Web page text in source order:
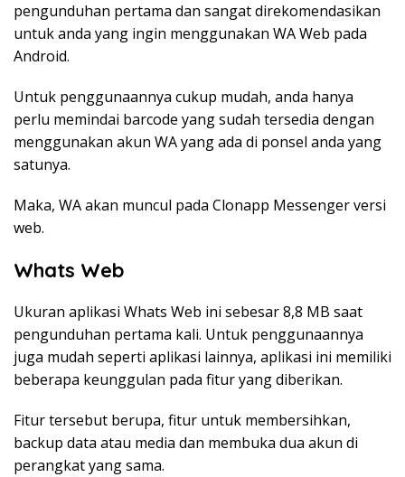
pengunduhan pertama dan sangat direkomendasikan
untuk anda yang ingin menggunakan WA Web pada
Android.
Untuk penggunaannya cukup mudah, anda hanya
perlu memindai barcode yang sudah tersedia dengan
menggunakan akun WA yang ada di ponsel anda yang
satunya.
Maka, WA akan muncul pada Clonapp Messenger versi
web.
Whats Web
Ukuran aplikasi Whats Web ini sebesar 8,8 MB saat
pengunduhan pertama kali. Untuk penggunaannya
juga mudah seperti aplikasi lainnya, aplikasi ini memiliki
beberapa keunggulan pada fitur yang diberikan.
Fitur tersebut berupa, fitur untuk membersihkan,
backup data atau media dan membuka dua akun di
perangkat yang sama.